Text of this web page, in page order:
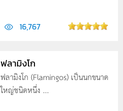
16,767
ฟลามิงโก
ฟลามิงโก (Flamingos) เป็นนกขนาด
ใหญ่ชนิดหนึ่ง ...